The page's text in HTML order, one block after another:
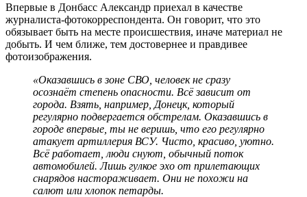
Впервые в Донбасс Александр приехал в качестве
журналиста-фотокорреспондента. Он говорит, что это
обязывает быть на месте происшествия, иначе материал не
добыть. И чем ближе, тем достовернее и правдивее
фотоизображения.
«Оказавшись в зоне СВО, человек не сразу
осознаёт степень опасности. Всё зависит от
города. Взять, например, Донецк, который
регулярно подвергается обстрелам. Оказавшись в
городе впервые, ты не веришь, что его регулярно
атакует артиллерия ВСУ. Чисто, красиво, уютно.
Всё работает, люди снуют, обычный поток
автомобилей. Лишь гулкое эхо от прилетающих
снарядов настораживает. Они не похожи на
салют или хлопок петарды.